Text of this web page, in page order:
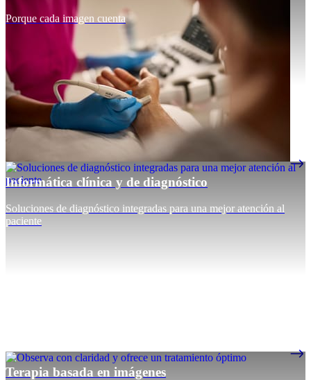
Porque cada imagen cuenta
Informática clínica y de diagnóstico
Soluciones de diagnóstico integradas para una mejor atención al
paciente
Terapia basada en imágenes